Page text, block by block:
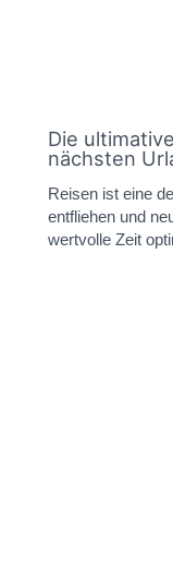
Die
nächsten
Reisen ist eine
entfliehen und
wertvolle Zeit